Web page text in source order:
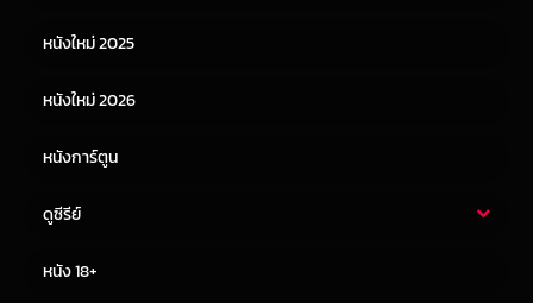
หนังจีน
หนังใหม่ 2025
หนังใหม่ 2026
หนังการ์ตูน
ดูซีรีย์
หนัง 18+